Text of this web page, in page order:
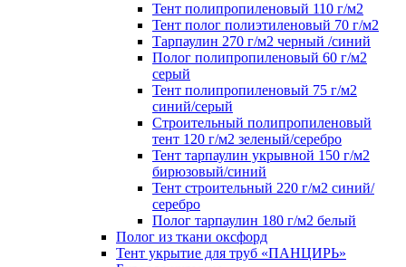
Тент полипропиленовый 110 г/м2
Тент полог полиэтиленовый 70 г/м2
Тарпаулин 270 г/м2 черный /синий
Полог полипропиленовый 60 г/м2
серый
Тент полипропиленовый 75 г/м2
синий/серый
Строительный полипропиленовый
тент 120 г/м2 зеленый/серебро
Тент тарпаулин укрывной 150 г/м2
бирюзовый/синий
Тент строительный 220 г/м2 синий/
серебро
Полог тарпаулин 180 г/м2 белый
Полог из ткани оксфорд
Тент укрытие для труб «ПАНЦИРЬ»